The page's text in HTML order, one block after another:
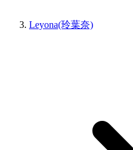
Leyona(玲葉奈)